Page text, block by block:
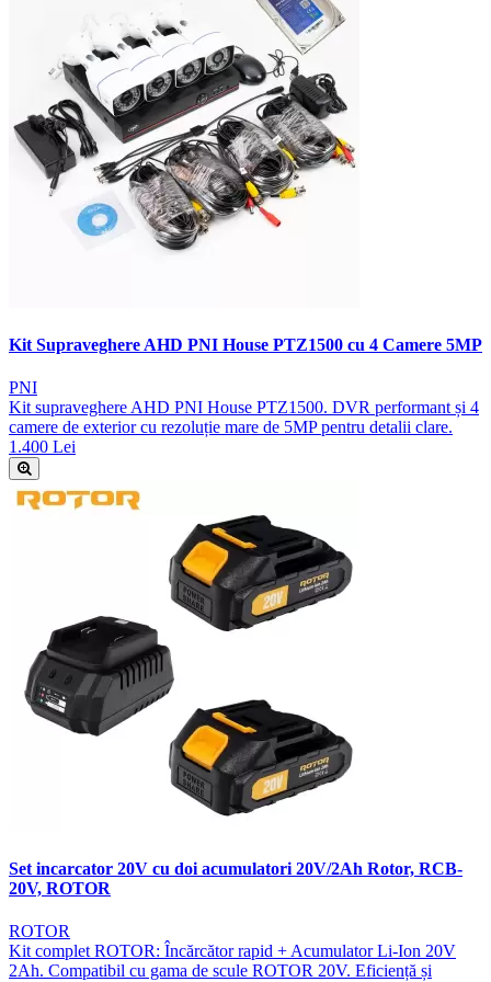
Kit Supraveghere AHD PNI House PTZ1500 cu 4 Camere 5MP
PNI
Kit supraveghere AHD PNI House PTZ1500. DVR performant și 4
camere de exterior cu rezoluție mare de 5MP pentru detalii clare.
1.400 Lei
Set incarcator 20V cu doi acumulatori 20V/2Ah Rotor, RCB-
20V, ROTOR
ROTOR
Kit complet ROTOR: Încărcător rapid + Acumulator Li-Ion 20V
2Ah. Compatibil cu gama de scule ROTOR 20V. Eficiență și